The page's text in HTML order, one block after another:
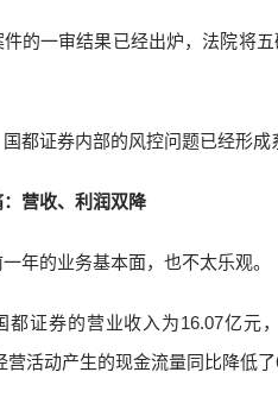
件的一审结果已经出炉，法院将
都证券内部的风控问题已经形成
营收、利润双降
年的业务基本面，也不太乐观。
都证券的营业收入为16.07亿元
营活动产生的现金流量同比降低了